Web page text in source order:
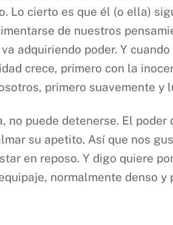
Lo cierto es que él (o ella)
de nuestros
adquiriendo poder. Y
crece, primero con la
primero suavemente y
no puede detenerse. El
su apetito. Así que nos
en reposo. Y digo quiere
normalmente denso